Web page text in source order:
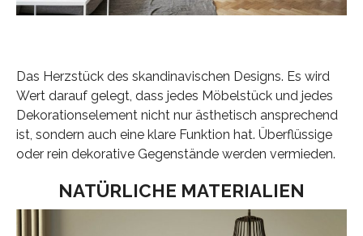
Das Herzstück des skandinavischen Designs. Es wird
Wert darauf gelegt, dass jedes Möbelstück und jedes
Dekorationselement nicht nur ästhetisch ansprechend
ist, sondern auch eine klare Funktion hat. Überflüssige
oder rein dekorative Gegenstände werden vermieden.
NATÜRLICHE MATERIALIEN